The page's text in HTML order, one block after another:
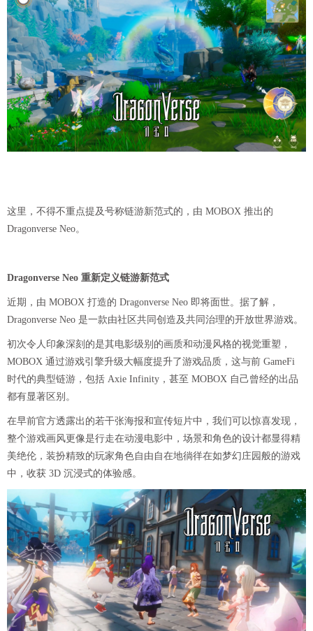
这里，不得不重点提及号称链游新范式的，由 MOBOX 推出的
Dragonverse Neo。
Dragonverse Neo 重新定义链游新范式
近期，由 MOBOX 打造的 Dragonverse Neo 即将面世。据了解，
Dragonverse Neo 是一款由社区共同创造及共同治理的开放世界游戏。
初次令人印象深刻的是其电影级别的画质和动漫风格的视觉重塑，
MOBOX 通过游戏引擎升级大幅度提升了游戏品质，这与前 GameFi
时代的典型链游，包括 Axie Infinity，甚至 MOBOX 自己曾经的出品
都有显著区别。
在早前官方透露出的若干张海报和宣传短片中，我们可以惊喜发现，
整个游戏画风更像是行走在动漫电影中，场景和角色的设计都显得精
美绝伦，装扮精致的玩家角色自由自在地徜徉在如梦幻庄园般的游戏
中，收获 3D 沉浸式的体验感。